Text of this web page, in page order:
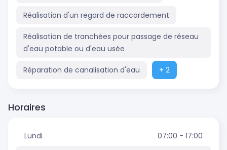
Réalisation d'un regard de raccordement
Réalisation de tranchées pour passage de réseau
d'eau potable ou d'eau usée
Réparation de canalisation d'eau + 2
Horaires
Lundi
07:00 - 17:00